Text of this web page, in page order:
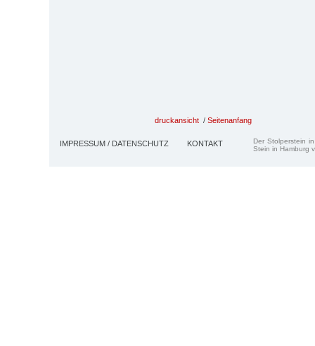
druckansicht / Seitenanfang
IMPRESSUM / DATENSCHUTZ KONTAKT
Der Stolperstein
Stein in Hamburg